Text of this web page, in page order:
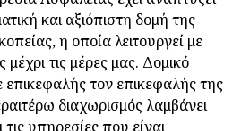
και αξιόπιστη δομή της
η οποία λειτουργεί με
μέχρι τις μέρες μας. Δομικό
επικεφαλής τον επικεφαλής της
διαχωρισμός λαμβάνει
υπηρεσίες που είναι